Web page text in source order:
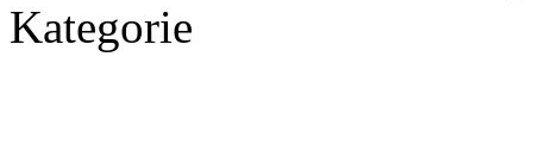
Kategorie